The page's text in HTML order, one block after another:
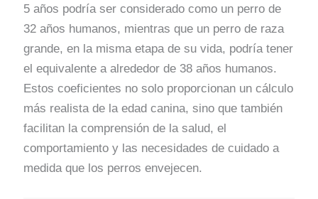
5 años podría ser considerado como un perro de
32 años humanos, mientras que un perro de raza
grande, en la misma etapa de su vida, podría tener
el equivalente a alrededor de 38 años humanos.
Estos coeficientes no solo proporcionan un cálculo
más realista de la edad canina, sino que también
facilitan la comprensión de la salud, el
comportamiento y las necesidades de cuidado a
medida que los perros envejecen.